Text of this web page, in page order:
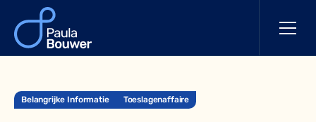
Belangrijke Informatie Toeslagenaffaire